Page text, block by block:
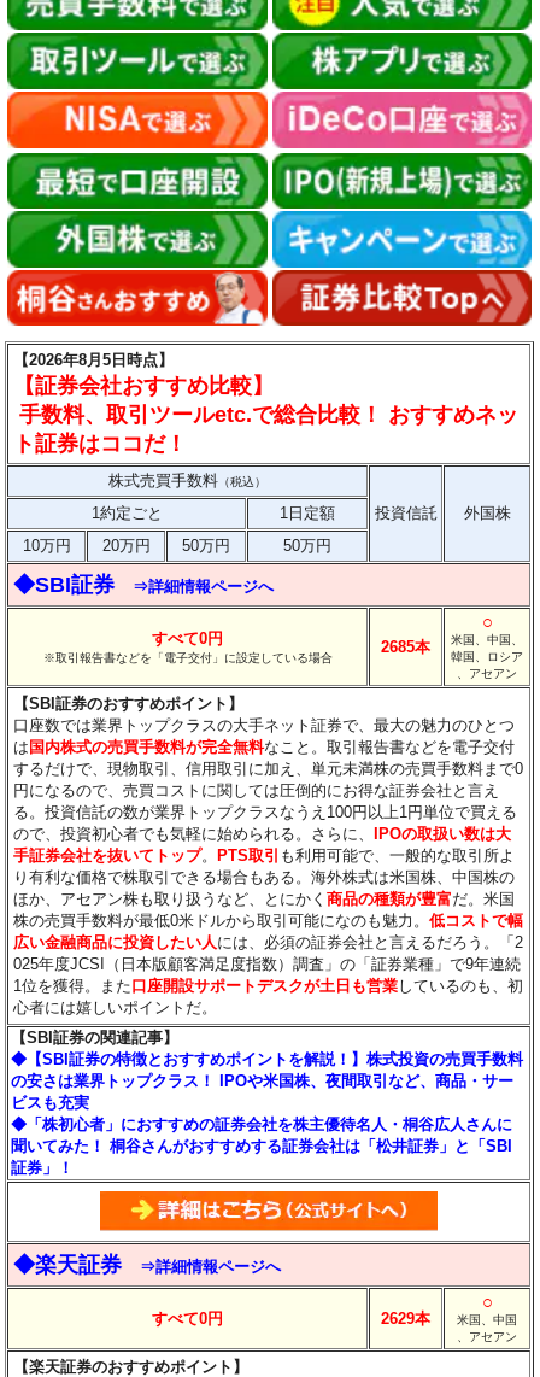
【2026年8月5日時点】
【証券会社おすすめ比較】
手数料、取引ツールetc.で総合比較！ おすすめネッ
ト証券はココだ！
株式売買手数料 （税込）
投資信託 外国株
1約定ごと
1日定額
10万円
20万円 50万円 50万円
◆SBI証券 ⇒詳細情報ページへ
すべて0円
※取引報告書などを「電子交付」に設定している場合
2685本
○
米国、中国、
韓国、ロシア
、アセアン
【SBI証券のおすすめポイント】
口座数では業界トップクラスの大手ネット証券で、最大の魅力のひとつ
は 国内株式の売買手数料が完全無料なこと。取引報告書などを電子交付
するだけで、現物取引、信用取引に加え、単元未満株の売買手数料まで0
円になるので、売買コストに関しては圧倒的にお得な証券会社と言え
る。投資信託の数が業界トップクラスなうえ100円以上1円単位で買える
ので、投資初心者でも気軽に始められる。さらに、
IPOの取扱い数は大
手証券会社を抜いてトップ。 PTS取引 も利用可能で、一般的な取引所よ
り有利な価格で株取引できる場合もある。海外株式は米国株、中国株の
ほか、アセアン株も取り扱うなど、とにかく商品の種類が豊富だ。米国
株の売買手数料が最低0米ドルから取引可能になのも魅力。低コストで幅
広い金融商品に投資したい人 には、必須の証券会社と言えるだろう。「2
025年度JCSI（日本版顧客満足度指数）調査」の「証券業種」で9年連続
1位を獲得。また口座開設サポートデスクが土日も営業しているのも、初
心者には嬉しいポイントだ。
【SBI証券の関連記事】
◆【SBI証券の特徴とおすすめポイントを解説！】株式投資の売買手数料
の安さは業界トップクラス！ IPOや米国株、夜間取引など、商品・サー
ビスも充実
◆「株初心者」におすすめの証券会社を株主優待名人・桐谷広人さんに
聞いてみた！ 桐谷さんがおすすめする証券会社は「松井証券」と「SBI
証券」！
◆楽天証券 ⇒詳細情報ページへ
すべて0円 2629本
○
米国、中国
、アセアン
【楽天証券のおすすめポイント】